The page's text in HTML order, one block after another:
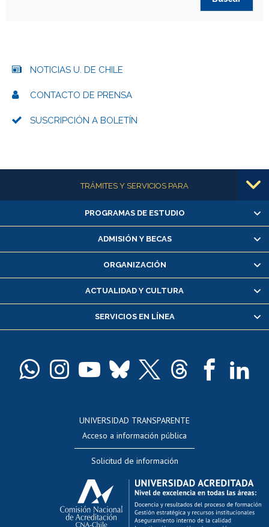
NOTICIAS U. DE CHILE
CONTACTO DE PRENSA
SUSCRIPCIÓN A BOLETÍN
Más informaciónTRÁMITES Y SERVICIOS PARA
Alumnas/os y exalumnas/os
Matrícula en línea
Inscripción y cambio de asignaturas
Consulta y certificado de notas
Servicio médico y dental
Pago de arancel y crédito alumnos
Docentes
Evaluación docente
Calificación académica
Postulación al AUCAI
Funcionarias/os
PROGRAMAS DE ESTUDIO
ADMISIÓN Y BECAS
ORGANIZACIÓN
ACTUALIDAD Y CULTURA
SERVICIOS EN LÍNEA
UNIVERSIDAD TRANSPARENTE
Acceso a información pública
Solicitud de información